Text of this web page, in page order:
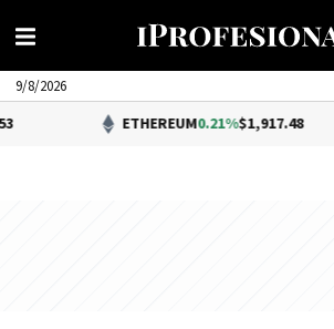
9/8/2026
ETHEREUM0.21%$1,917.48